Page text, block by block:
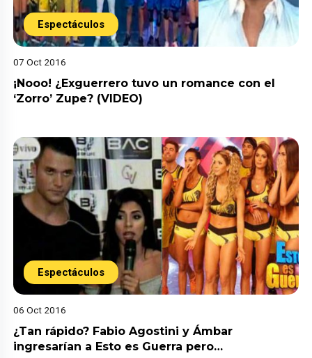
Espectáculos
07 Oct 2016
¡Nooo! ¿Exguerrero tuvo un romance con el
‘Zorro’ Zupe? (VIDEO)
Espectáculos
06 Oct 2016
¿Tan rápido? Fabio Agostini y Ámbar
ingresarían a Esto es Guerra pero…